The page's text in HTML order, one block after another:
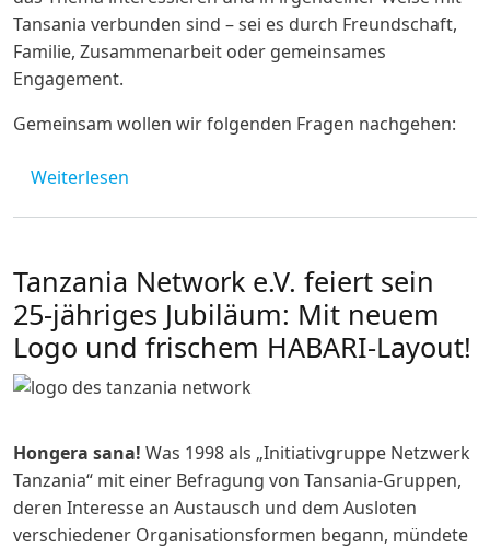
Tansania verbunden sind – sei es durch Freundschaft,
Familie, Zusammenarbeit oder gemeinsames
Engagement.
Gemeinsam wollen wir folgenden Fragen nachgehen:
Weiterlesen
Tanzania Network e.V. feiert sein
25-jähriges Jubiläum: Mit neuem
Logo und frischem HABARI-Layout!
Hongera sana! Was 1998 als „Initiativgruppe Netzwerk
Tanzania“ mit einer Befragung von Tansania-Gruppen,
deren Interesse an Austausch und dem Ausloten
verschiedener Organisationsformen begann, mündete